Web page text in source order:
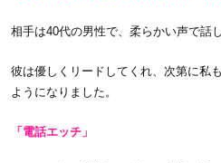
相手は40代の男性で、柔らかい声で話
彼は優しくリードしてくれ、次第に私
ようになりました。
「電話エッチ」